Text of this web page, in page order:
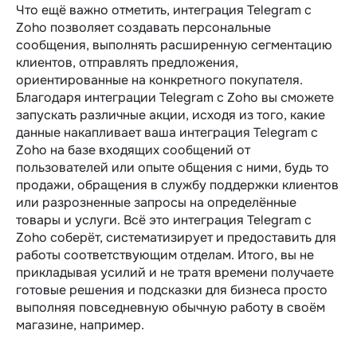
Что ещё важно отметить, интеграция Telegram c
Zoho позволяет создавать персональные
сообщения, выполнять расширенную сегментацию
клиентов, отправлять предложения,
ориентированные на конкретного покупателя.
Благодаря интеграции Telegram c Zoho вы сможете
запускать различные акции, исходя из того, какие
данные накапливает ваша интеграция Telegram c
Zoho на базе входящих сообщений от
пользователей или опыте общения с ними, будь то
продажи, обращения в службу поддержки клиентов
или разрозненные запросы на определённые
товары и услуги. Всё это интеграция Telegram c
Zoho соберёт, систематизирует и предоставить для
работы соответствующим отделам. Итого, вы не
прикладывая усилий и не тратя времени получаете
готовые решения и подсказки для бизнеса просто
выполняя повседневную обычную работу в своём
магазине, например.